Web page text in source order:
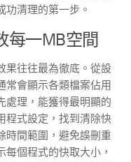
功清理的第一步。
每一MB空間
果往往最為徹底。從設
常會顯示各類檔案佔用
處理，能獲得最明顯的
程式設定，找到清除快
時間範圍，避免誤刪重
個程式的快取大小，